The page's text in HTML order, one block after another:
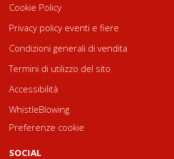
Cookie Policy
Privacy policy eventi e fiere
Condizioni generali di vendita
Termini di utilizzo del sito
Accessibilità
WhistleBlowing
Preferenze cookie
SOCIAL